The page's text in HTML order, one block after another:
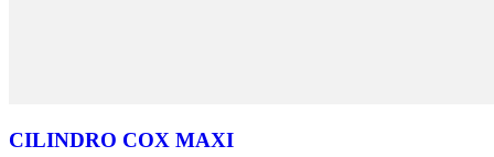
CILINDRO COX MAXI